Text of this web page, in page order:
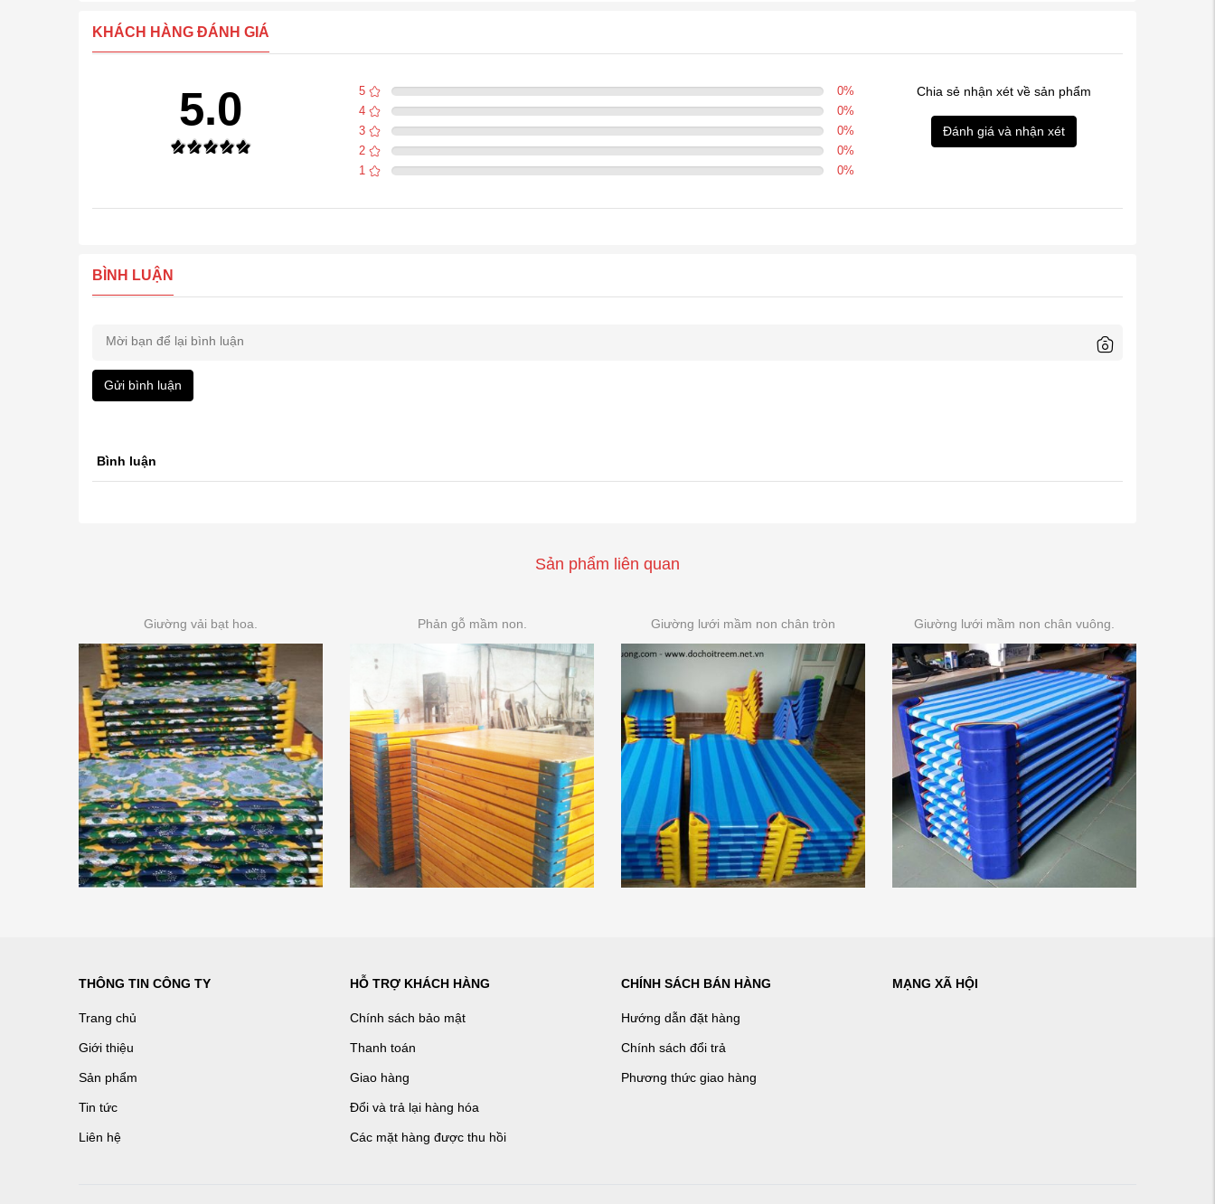
KHÁCH HÀNG ĐÁNH GIÁ
5.0 5 0%
4
0%
3
0%
2
0%
1
0%
Chia sẻ nhận xét về sản phẩm
Đánh giá và nhận xét
BÌNH LUẬN
Gửi bình luận
Bình luận
Sản phẩm liên quan
Giường vải bạt hoa. Phản gỗ mầm non. Giường lưới mầm non chân tròn Giường lưới mầm non chân vuông.
THÔNG TIN CÔNG TY
Trang chủ
Giới thiệu
Sản phẩm
Tin tức
Liên hệ
HỖ TRỢ KHÁCH HÀNG
Chính sách bảo mật
Thanh toán
Giao hàng
Đổi và trả lại hàng hóa
Các mặt hàng được thu hồi
CHÍNH SÁCH BÁN HÀNG
Hướng dẫn đặt hàng
Chính sách đổi trả
Phương thức giao hàng
MẠNG XÃ HỘI